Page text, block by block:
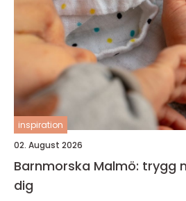
inspiration
02. August 2026
Barnmorska Malmö: trygg
dig